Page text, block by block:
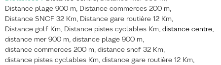
Distance plage 900 m Distance commerces 200 m
Distance SNCF 32 Km Distance gare routière 12 Km
Distance golf Km Distance pistes cyclables Km distance centre
distance mer 900 m distance plage 900 m
distance commerces 200 m distance sncf 32 Km
distance pistes cyclables Km distance gare routière 12 Km